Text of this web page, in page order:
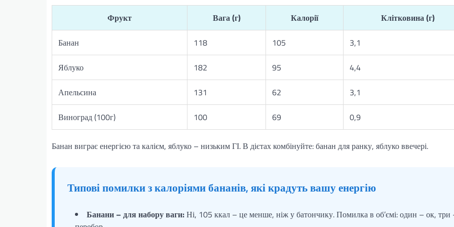
Фрукт Вага (г) Калорії Клітковина (г)
Банан 118 105 3,1
Яблуко 182 95 4,4
Апельсина 131 62 3,1
Виноград (100г) 100 69 0,9
Банан виграє енергією та калієм, яблуко – низьким ГІ. В дієтах комбінуйте: банан для ранку, яблуко ввечері.
Типові помилки з калоріями бананів, які крадуть вашу енергію
Банани – для набору ваги:Ні, 105 ккал – це менше, ніж у батончику. Помилка в об’ємі: один – ок, три